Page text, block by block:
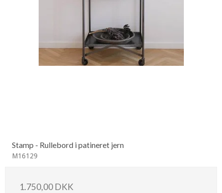
Stamp - Rullebord i patineret jern
M16129
1.750,00 DKK